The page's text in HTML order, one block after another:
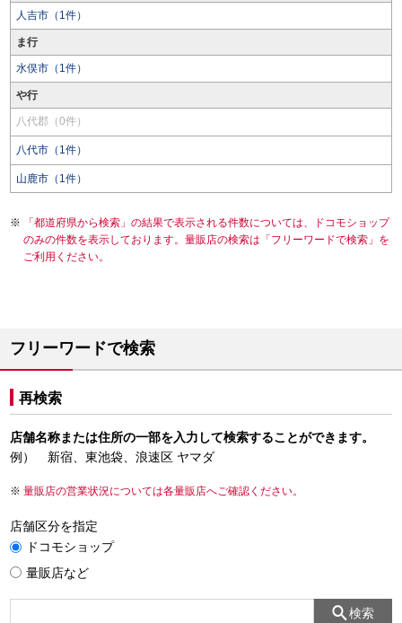
人吉市（1件）
ま行
水俣市（1件）
や行
八代郡（0件）
八代市（1件）
山鹿市（1件）
「都道府県から検索」の結果で表示される件数については、ドコモショップ
のみの件数を表示しております。量販店の検索は「フリーワードで検索」を
ご利用ください。
フリーワードで検索
再検索
店舗名称または住所の一部を入力して検索することができます。
例） 新宿、東池袋、浪速区 ヤマダ
量販店の営業状況については各量販店へご確認ください。
店舗区分を指定
ドコモショップ
量販店など
検索